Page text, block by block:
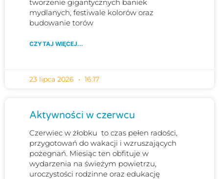
tworzenie gigantycznych baniek
mydlanych, festiwale kolorów oraz
budowanie torów
CZYTAJ WIĘCEJ...
23 lipca 2026 16:17
Aktywności w czerwcu
Czerwiec w żłobku to czas pełen radości,
przygotowań do wakacji i wzruszających
pożegnań. Miesiąc ten obfituje w
wydarzenia na świeżym powietrzu,
uroczystości rodzinne oraz edukację